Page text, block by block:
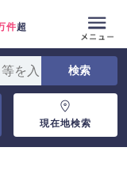
件超
現在地検索